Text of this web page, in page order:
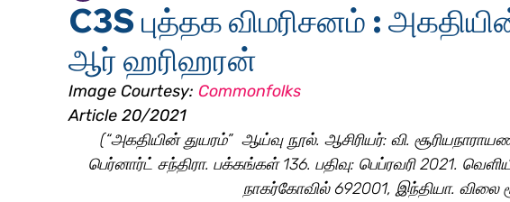
C3S புத்தக விமரிசனம் :
ஆர் ஹரிஹரன்
Image Courtesy: Commonfolks
Article 20/2021
(“அகதியின் துயரம்”  ஆய்வு நூல். ஆசிரியர்: வி.
பெர்னார்ட் சந்திரா. பக்கங்கள் 136. பதிவு: பெப்ரவரி 2021.
நாகர்கோவில் 692001, இந்தியா. விலை